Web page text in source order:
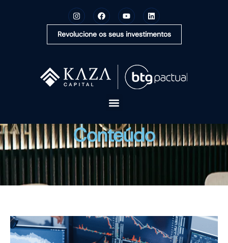
Revolucione os seus investimentos
A KAZA CAPITAL
SOLUÇÕES
MONTE SUA CARTEIRA
CONTEÚDOS
CONTATO
Conteúdo